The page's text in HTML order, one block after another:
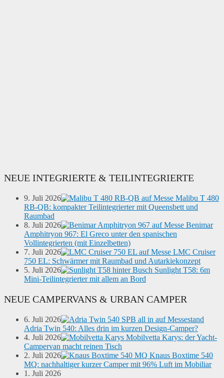
NEUE INTEGRIERTE & TEILINTEGRIERTE
9. Juli 2026
Malibu T 480
RB-QB: kompakter Teilintegrierter mit Queensbett und
Raumbad
8. Juli 2026
Benimar
Amphitryon 967: El Greco unter den spanischen
Vollintegrierten (mit Einzelbetten)
7. Juli 2026
LMC Cruiser
750 EL: Schwärmer mit Raumbad und Autarkiekonzept
5. Juli 2026
Sunlight T58: 6m
Mini-Teilintegrierter mit allem an Bord
NEUE CAMPERVANS & URBAN CAMPER
6. Juli 2026
Adria Twin 540: Alles drin im kurzen Design-Camper?
4. Juli 2026
Mobilvetta Karys: der Yacht-
Campervan macht reinen Tisch
2. Juli 2026
Knaus Boxtime 540
MQ: nachhaltiger kurzer Camper mit 96% Luft im Mobiliar
1. Juli 2026